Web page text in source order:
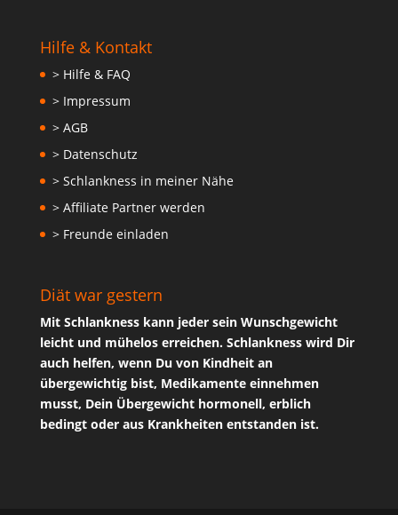
Hilfe & Kontakt
> Hilfe & FAQ
> Impressum
> AGB
> Datenschutz
> Schlankness in meiner Nähe
> Affiliate Partner werden
> Freunde einladen
Diät war gestern
Mit Schlankness kann jeder sein Wunschgewicht
leicht und mühelos erreichen. Schlankness wird Dir
auch helfen, wenn Du von Kindheit an
übergewichtig bist, Medikamente einnehmen
musst, Dein Übergewicht hormonell, erblich
bedingt oder aus Krankheiten entstanden ist.